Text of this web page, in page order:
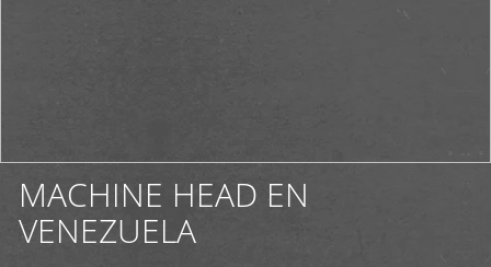
MACHINE HEAD EN
VENEZUELA